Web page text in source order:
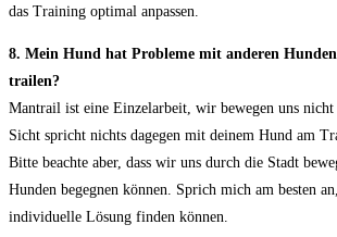
das Training optimal anpassen.
8. Mein Hund hat Probleme mit anderen
trailen?
Mantrail ist eine Einzelarbeit, wir bewegen uns nicht
Sicht spricht nichts dagegen mit deinem Hund am
Bitte beachte aber, dass wir uns durch die Stadt
Hunden begegnen können. Sprich mich am besten
individuelle Lösung finden können.